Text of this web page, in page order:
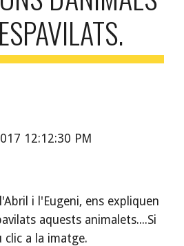
12:12:30 PM
i l'Eugeni, ens expliquen
aquests animalets....Si
clic a la imatge.